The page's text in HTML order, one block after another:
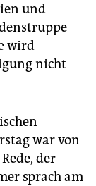
und
wird
nicht
war von
der
sprach am